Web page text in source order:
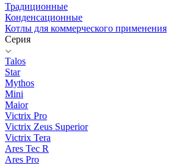
Традиционные
Конденсационные
Котлы для коммерческого применения
Серия
Talos
Star
Mythos
Mini
Maior
Victrix Pro
Victrix Zeus Superior
Victrix Tera
Ares Tec R
Ares Pro